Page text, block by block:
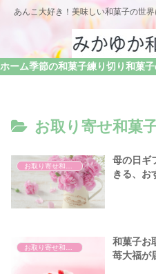
あんこ大好き！美味しい和菓子の世
ホーム季節の和菓子練り切り和菓
お取り寄せ和菓
母の日ギ
きる、お
和菓子お
苺大福が